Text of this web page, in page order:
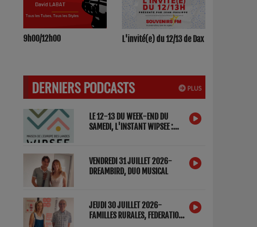
9h00/12h00 L'invité(e) du 12/13 de Dax
PLUS
DERNIERS PODCASTS
LE 12-13 DU WEEK-END DU
SAMEDI, L'INSTANT WIPSEE :
VENDREDI 31 JUILLET 2026-
DREAMBIRD, DUO MUSICAL
JEUDI 30 JUILLET 2026-
FAMILLES RURALES, FEDERATION